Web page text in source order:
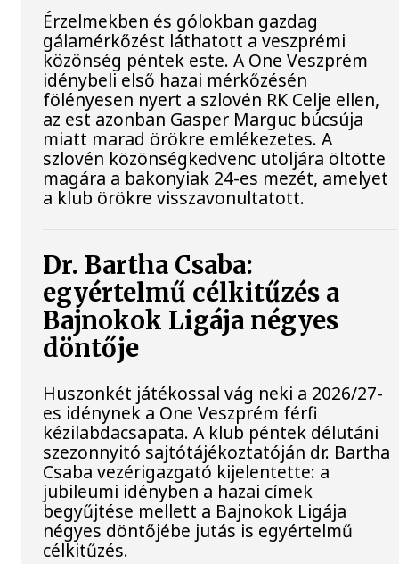
Érzelmekben és gólokban gazdag
gálamérkőzést láthatott a veszprémi
közönség péntek este. A One Veszprém
idénybeli első hazai mérkőzésén
fölényesen nyert a szlovén RK Celje ellen,
az est azonban Gasper Marguc búcsúja
miatt marad örökre emlékezetes. A
szlovén közönségkedvenc utoljára öltötte
magára a bakonyiak 24-es mezét, amelyet
a klub örökre visszavonultatott.
Dr. Bartha Csaba:
egyértelmű célkitűzés a
Bajnokok Ligája négyes
döntője
Huszonkét játékossal vág neki a 2026/27-
es idénynek a One Veszprém férfi
kézilabdacsapata. A klub péntek délutáni
szezonnyitó sajtótájékoztatóján dr. Bartha
Csaba vezérigazgató kijelentette: a
jubileumi idényben a hazai címek
begyűjtése mellett a Bajnokok Ligája
négyes döntőjébe jutás is egyértelmű
célkitűzés.